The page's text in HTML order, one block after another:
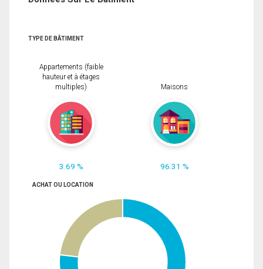
TYPE DE BÂTIMENT
Appartements (faible
hauteur et à étages
multiples)
3.69 %
Maisons
96.31 %
ACHAT OU LOCATION